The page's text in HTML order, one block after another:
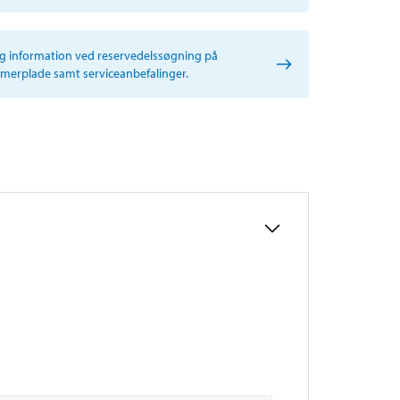
information ved reservedelssøgning på
samt serviceanbefalinger.